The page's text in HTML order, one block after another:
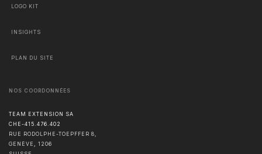
LOGO KIT
INSIGHTS
PLAN DU SITE
NOS COORDONNÉES
TEAM EXTENSION SA
CHE-415.476.402
RUE RODOLPHE-TOEPFFER 8,
GENÈVE
1206